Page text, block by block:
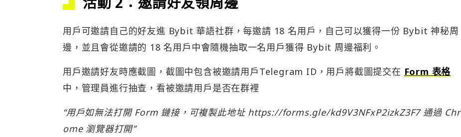
用戶可邀請自己的好友進 Bybit 華語社群，每邀請 18 名用戶，自己可以獲得一份 Bybit 神秘周
邊，並且會從邀請的 18 名用戶中會隨機抽取一名用戶獲得 Bybit 周邊福利。
用戶邀請好友時應截圖，截圖中包含被邀請用戶Telegram ID，用戶將截圖提交在 Form 表格
中，管理員進行抽查，看被邀請用戶是否在群裡
“用戶如無法打開 Form 鏈接，可複製此地址 https://forms.gle/kd9V3NFxP2izkZ3F7 通過 Chr
ome 瀏覽器打開”